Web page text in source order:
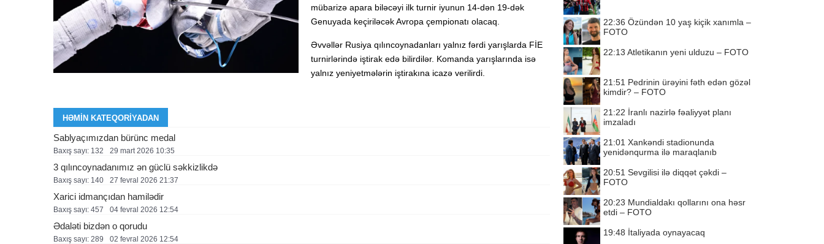
mübarizə apara biləcəyi ilk turnir iyunun 14-dən 19-dək
Genuyada keçiriləcək Avropa çempionatı olacaq.
Əvvəllər Rusiya qılıncoynadanları yalnız fərdi yarışlarda FİE
turnirlərində iştirak edə bilirdilər. Komanda yarışlarında isə
yalnız yeniyetmələrin iştirakına icazə verilirdi.
HƏMIN KATEQORIYADAN
Sablyaçımızdan bürünc medal
Baxış sayı: 132 29 mart 2026 10:35
3 qılıncoynadanımız ən güclü səkkizlikdə
Baxış sayı: 140 27 fevral 2026 21:37
Xarici idmançıdan hamilədir
Baxış sayı: 457 04 fevral 2026 12:54
Ədaləti bizdən o qorudu
Baxış sayı: 289 02 fevral 2026 12:54
22:36 Özündən 10 yaş kiçik xanımla –
FOTO
22:13 Atletikanın yeni ulduzu – FOTO
21:51 Pedrinin ürəyini fəth edən gözəl
kimdir? – FOTO
21:22 İranlı nazirlə fəaliyyət planı
imzaladı
21:01 Xankəndi stadionunda
yenidənqurma ilə maraqlanıb
20:51 Sevgilisi ilə diqqət çəkdi –
FOTO
20:23 Mundialdakı qollarını ona həsr
etdi – FOTO
19:48 İtaliyada oynayacaq